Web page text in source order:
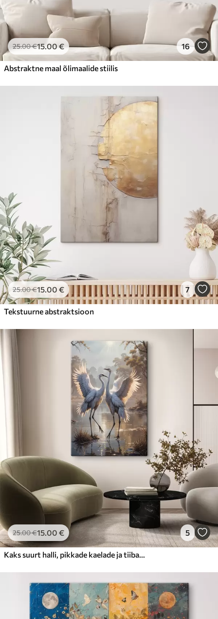
25.00€15.00€ 16
Abstraktne maal õlimaalide stiilis
25.00€15.00 € 7
Tekstuurne abstraktsioon
25.00€15.00 € 5
Kaks suurt halli, pikkade kaelade ja tiibadega kraanat, mis seisavad puudest ümbritsetud udujärves